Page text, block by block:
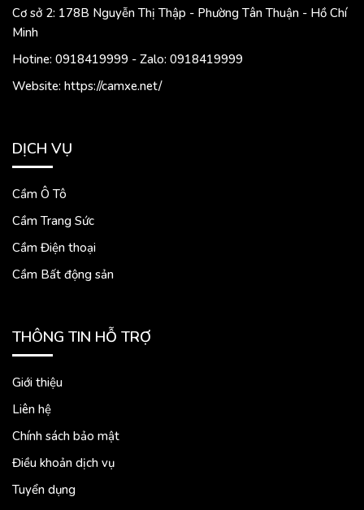
Cơ sở 2: 178B Nguyễn Thị Thập - Phường Tân Thuận - Hồ Chí
Minh
Hotine: 0918419999 - Zalo: 0918419999
Website: https://camxe.net/
DỊCH VỤ
Cầm Ô Tô
Cầm Trang Sức
Cầm Điện thoại
Cầm Bất động sản
THÔNG TIN HỖ TRỢ
Giới thiệu
Liên hệ
Chính sách bảo mật
Điều khoản dịch vụ
Tuyển dụng